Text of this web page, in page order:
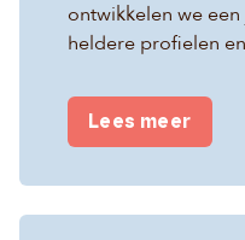
ontwikkelen we
heldere profielen
Lees meer